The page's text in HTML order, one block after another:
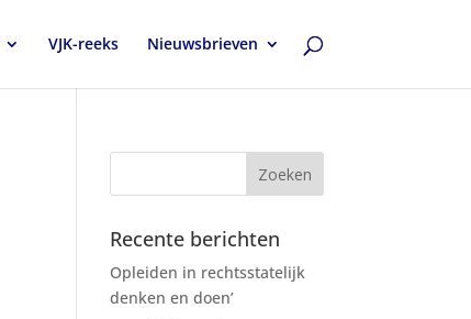
VJK-reeks Nieuwsbrieven
Recente berichten
Opleiden in rechtsstatelijk
denken en doen’